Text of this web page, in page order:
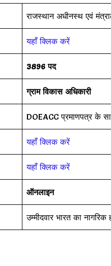
राजस्थान अधीनस्थ एवं
यहाँ क्लिक करें
3896 पद
ग्राम विकास अधिकारी
DOEACC प्रमाणपत्र के
यहाँ क्लिक करें
यहाँ क्लिक करें
ऑनलाइन
उम्मीदवार भारत का नागरिक